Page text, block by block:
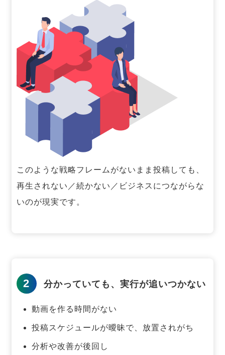
このような戦略フレームがないまま投稿しても、
再生されない／続かない／ビジネスにつながらな
いのが現実です。
2 分かっていても、実行が追いつかない
動画を作る時間がない
投稿スケジュールが曖昧で、放置されがち
分析や改善が後回し